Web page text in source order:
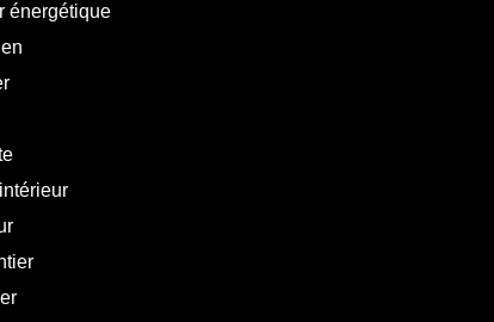
énergétique